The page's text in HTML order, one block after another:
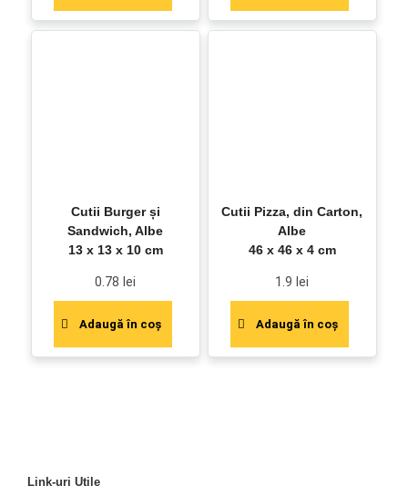
Cutii Burger și
Sandwich, Albe
13 x 13 x 10 cm
0.78 lei
Adaugă în coș
Cutii Pizza, din Carton,
Albe
46 x 46 x 4 cm
1.9 lei
Adaugă în coș
Link-uri Utile